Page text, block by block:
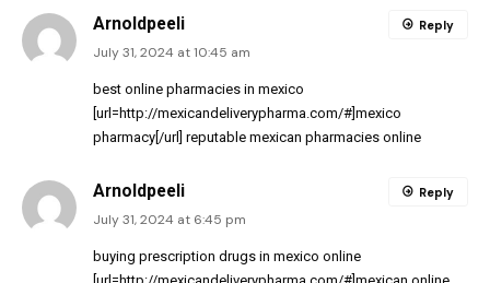
Arnoldpeeli
July 31, 2024 at 10:45 am
best online pharmacies in mexico
[url=http://mexicandeliverypharma.com/#]mexico
pharmacy[/url] reputable mexican pharmacies online
Reply
Arnoldpeeli
July 31, 2024 at 6:45 pm
buying prescription drugs in mexico online
Reply